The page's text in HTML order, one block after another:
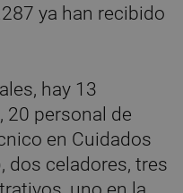
ya han recibido
hay 13
personal de
en Cuidados
dos celadores, tres